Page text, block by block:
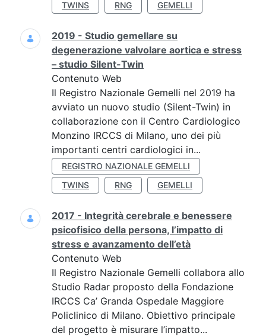
TWINS
RNG GEMELLI
2019 - Studio gemellare su
degenerazione valvolare aortica e stress
– studio Silent-Twin
Contenuto Web
Il Registro Nazionale Gemelli nel 2019 ha
avviato un nuovo studio (Silent-Twin) in
collaborazione con il Centro Cardiologico
Monzino IRCCS di Milano, uno dei più
importanti centri cardiologici in...
REGISTRO NAZIONALE GEMELLI
TWINS
RNG GEMELLI
2017 - Integrità cerebrale e benessere
psicofisico della persona, l’impatto di
stress e avanzamento dell’età
Contenuto Web
Il Registro Nazionale Gemelli collabora allo
Studio Radar proposto della Fondazione
IRCCS Ca’ Granda Ospedale Maggiore
Policlinico di Milano. Obiettivo principale
del progetto è misurare l’impatto...